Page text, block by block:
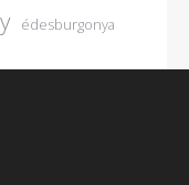
édesburgonya